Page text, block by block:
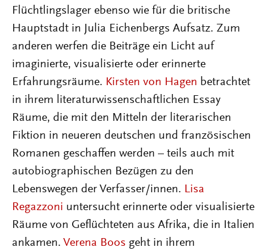
Flüchtlingslager ebenso wie für die britische
Hauptstadt in Julia Eichenbergs Aufsatz. Zum
anderen werfen die Beiträge ein Licht auf
imaginierte, visualisierte oder erinnerte
Erfahrungsräume. Kirsten von Hagen betrachtet
in ihrem literaturwissenschaftlichen Essay
Räume, die mit den Mitteln der literarischen
Fiktion in neueren deutschen und französischen
Romanen geschaffen werden – teils auch mit
autobiographischen Bezügen zu den
Lebenswegen der Verfasser/innen. Lisa
Regazzoni untersucht erinnerte oder visualisierte
Räume von Geflüchteten aus Afrika, die in Italien
ankamen. Verena Boos geht in ihrem